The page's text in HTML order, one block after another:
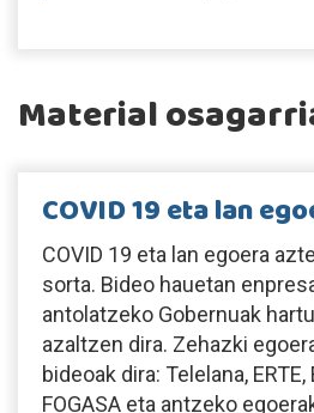
Material
COVID 19 eta lan
COVID 19 eta lan egoera
sorta. Bideo hauetan
antolatzeko Gobernuak
azaltzen dira. Zehazki
bideoak dira: Telelana, ERTE,
FOGASA eta antzeko